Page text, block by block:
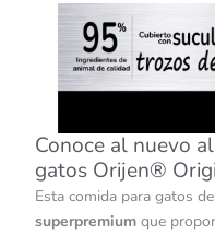
Conoce al nuevo
gatos Orijen®
Esta comida para gatos
superpremium que